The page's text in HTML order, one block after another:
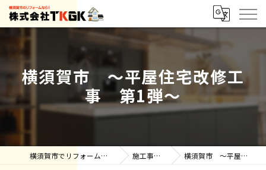
横須賀市 ～平屋住宅改修工
事 第1弾～
横須賀市でリフォーム・雨漏りなら株式会社TKGK 施工事例【ブログ】 横須賀市 ～平屋住宅改修工事 第1弾～